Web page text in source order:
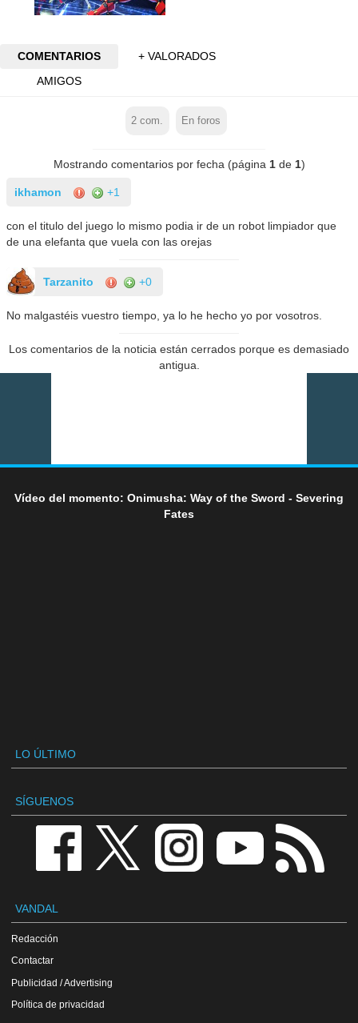
COMENTARIOS
+ VALORADOS
AMIGOS
2 com. En foros
Mostrando comentarios por fecha (página 1de 1)
ikhamon +1
con el titulo del juego lo mismo podia ir de un robot limpiador que
de una elefanta que vuela con las orejas
Tarzanito +0
No malgastéis vuestro tiempo, ya lo he hecho yo por vosotros.
Los comentarios de la noticia están cerrados porque es demasiado
antigua.
Vídeo del momento: Onimusha: Way of the Sword - Severing
Fates
LO ÚLTIMO
SÍGUENOS
VANDAL
Redacción
Contactar
Publicidad / Advertising
Política de privacidad